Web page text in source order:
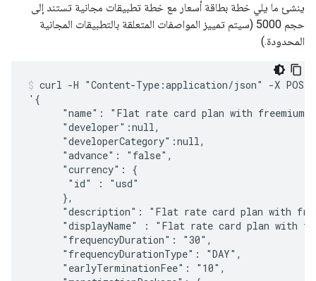
ينشئ ما يلي خطة بطاقة أسعار مع خطة تطبيقات مجانية تستند إلى
حجم 5000 (سيتم تمييز المواصفات المتعلقة بالتطبيقات المجانية
المحدودة.)
curl -H "Content-Type:application/json" -X
'{
"name": "Flat rate card plan with freemium
      "developer":null,
      "developerCategory":null,
      "advance": "false",
      "currency": {
       "id" : "usd"
      },
"description": "Flat rate card plan with
"displayName" : "Flat rate card plan with
      "frequencyDuration": "30",
      "frequencyDurationType": "DAY",
      "earlyTerminationFee": "10",